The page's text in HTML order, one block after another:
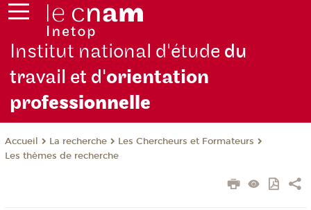
Institut national d'étude du
travail et d'orientation
professionnelle
Accueil La recherche
Les Chercheurs et Formateurs
Les thèmes de recherche